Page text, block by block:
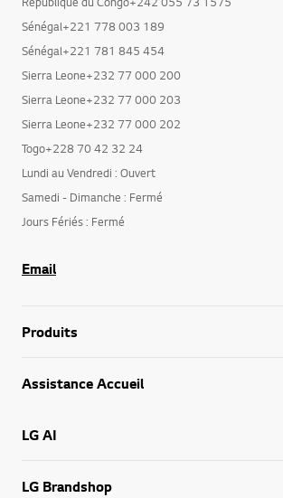
Republique du Congo+242 055 73 1575
Sénégal+221 778 003 189
Sénégal+221 781 845 454
Sierra Leone+232 77 000 200
Sierra Leone+232 77 000 203
Sierra Leone+232 77 000 202
Togo+228 70 42 32 24
Lundi au Vendredi : Ouvert
Samedi - Dimanche : Fermé
Jours Fériés : Fermé
Email
Produits
Assistance Accueil
LG AI